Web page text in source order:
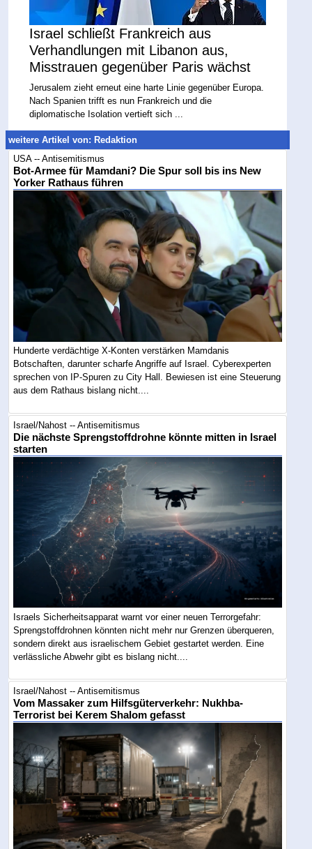
Israel schließt Frankreich aus
Verhandlungen mit Libanon aus,
Misstrauen gegenüber Paris wächst
Jerusalem zieht erneut eine harte Linie gegenüber Europa.
Nach Spanien trifft es nun Frankreich und die
diplomatische Isolation vertieft sich ...
weitere Artikel von: Redaktion
USA -- Antisemitismus
Bot-Armee für Mamdani? Die Spur soll bis ins New
Yorker Rathaus führen
Hunderte verdächtige X-Konten verstärken Mamdanis
Botschaften, darunter scharfe Angriffe auf Israel. Cyberexperten
sprechen von IP-Spuren zu City Hall. Bewiesen ist eine Steuerung
aus dem Rathaus bislang nicht....
Israel/Nahost -- Antisemitismus
Die nächste Sprengstoffdrohne könnte mitten in Israel
starten
Israels Sicherheitsapparat warnt vor einer neuen Terrorgefahr:
Sprengstoffdrohnen könnten nicht mehr nur Grenzen überqueren,
sondern direkt aus israelischem Gebiet gestartet werden. Eine
verlässliche Abwehr gibt es bislang nicht....
Israel/Nahost -- Antisemitismus
Vom Massaker zum Hilfsgüterverkehr: Nukhba-
Terrorist bei Kerem Shalom gefasst